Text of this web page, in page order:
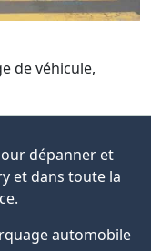
de véhicule,
dépanner et
et dans toute la
automobile